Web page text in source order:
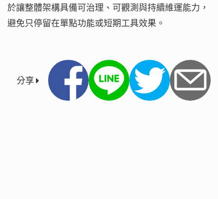
於讓整體架構具備可治理、可觀測與持續維運能力，
避免只停留在單點功能或短期工具效果。
分享